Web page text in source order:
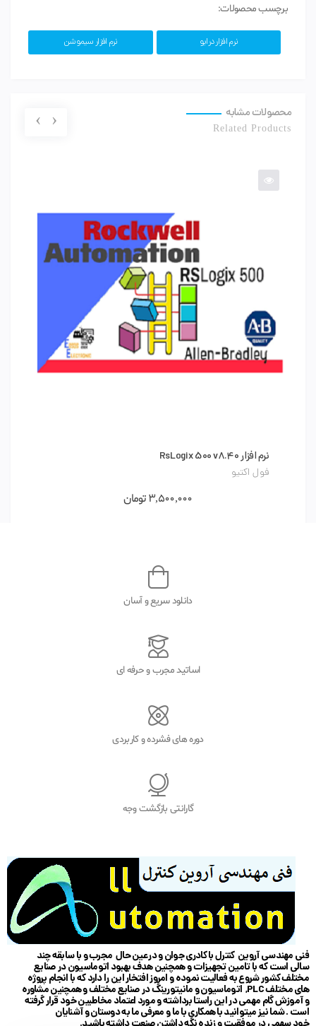
برچسب محصولات:
نرم افزار درایو نرم افزار سیموشن
محصولات مشابه
Related Products
نرم افزار RsLogix 500 v8.40
فول اکتیو
3,500,000تومان
‹
›
دانلود سریع و آسان
اساتید مجرب و حرفه ای
دوره های فشرده و کاربردی
گارانتی بازگشت وجه
فنی مهندسی آروین کنترل با کادری جوان و در عین حال مجرب و با سابقه چند
سالی است که با تامین تجهیزات و همچنین هدف بهبود اتوماسیون در صنایع
مختلف کشور شروع به فعالیت نموده و امروز افتخار این را دارد که با انجام پروژه
های مختلف PLC, اتوماسیون و مانیتورینگ در صنایع مختلف و همچنین مشاوره
و آموزش گام مهمی در این راستا برداشته و مورد اعتماد مخاطبین خود قرار گرفته
است . شما نیز میتوانید با همکاری با ما و معرفی ما به دوستان و آشنایان